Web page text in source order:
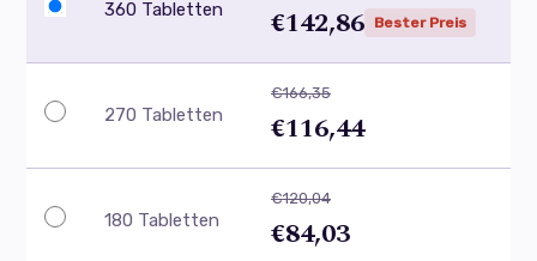
360 Tabletten €142,86 Bester Preis
270 Tabletten
€166,35
€116,44
180 Tabletten
€120,04
€84,03